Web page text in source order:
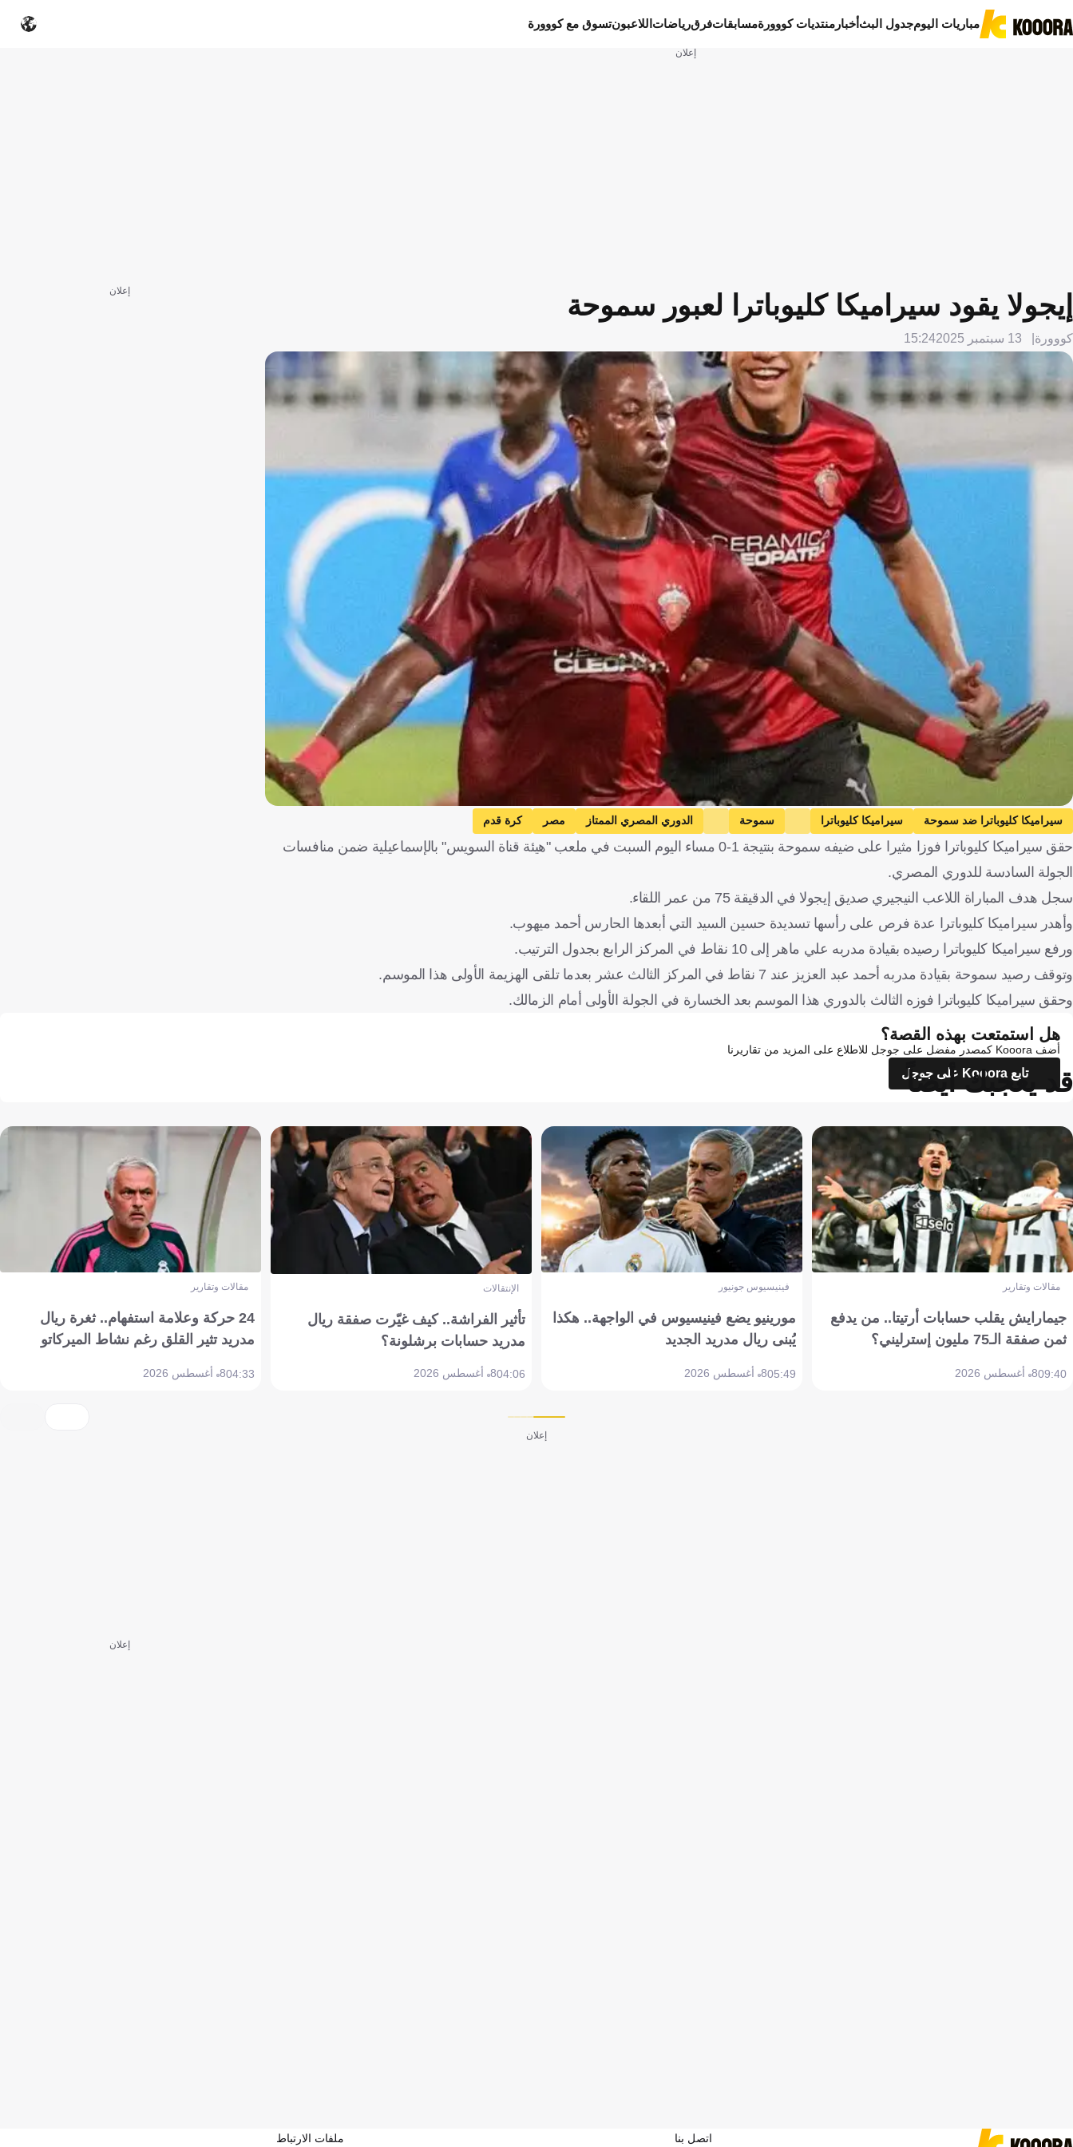
مباريات اليومجدول البثأخبار منتديات كووورةمسابقاتفرقرياضات اللاعبونتسوق مع كووورة
إعلان
إيجولا يقود سيراميكا كليوباترا لعبور سموحة
كووورة 13 سبتمبر 2025 15:24
سيراميكا كليوباترا ضد سموحة سيراميكا كليوباترا سموحة الدوري المصري الممتاز مصر كرة قدم
حقق سيراميكا كليوباترا فوزا مثيرا على ضيفه سموحة بنتيجة 1-0 مساء اليوم السبت في ملعب "هيئة قناة السويس" بالإسماعيلية ضمن منافسات
الجولة السادسة للدوري المصري.
سجل هدف المباراة اللاعب النيجيري صديق إيجولا في الدقيقة 75 من عمر اللقاء.
وأهدر سيراميكا كليوباترا عدة فرص على رأسها تسديدة حسين السيد التي أبعدها الحارس أحمد ميهوب.
ورفع سيراميكا كليوباترا رصيده بقيادة مدربه علي ماهر إلى 10 نقاط في المركز الرابع بجدول الترتيب.
وتوقف رصيد سموحة بقيادة مدربه أحمد عبد العزيز عند 7 نقاط في المركز الثالث عشر بعدما تلقى الهزيمة الأولى هذا الموسم.
وحقق سيراميكا كليوباترا فوزه الثالث بالدوري هذا الموسم بعد الخسارة في الجولة الأولى أمام الزمالك.
إعلان
هل استمتعت بهذه القصة؟
أضف Kooora كمصدر مفضل على جوجل للاطلاع على المزيد من تقاريرنا
تابع Kooora على جوجل
قد يعجبك أيضاً
مقالات وتقارير
جيمارايش يقلب حسابات أرتيتا.. من يدفع
ثمن صفقة الـ75 مليون إسترليني؟
09:408 أغسطس 2026
فينيسيوس جونيور
مورينيو يضع فينيسيوس في الواجهة.. هكذا
يُبنى ريال مدريد الجديد
05:498 أغسطس 2026
الإنتقالات
تأثير الفراشة.. كيف غيّرت صفقة ريال
مدريد حسابات برشلونة؟
04:068 أغسطس 2026
مقالات وتقارير
24 حركة وعلامة استفهام.. ثغرة ريال
مدريد تثير القلق رغم نشاط الميركاتو
04:338 أغسطس 2026
إعلان
إعلان
اتصل بنا ملفات الارتباط